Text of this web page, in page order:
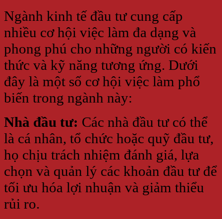
Ngành kinh tế đầu tư cung cấp
nhiều cơ hội việc làm đa dạng và
phong phú cho những người có kiến
thức và kỹ năng tương ứng. Dưới
đây là một số cơ hội việc làm phổ
biến trong ngành này:
Nhà đầu tư: Các nhà đầu tư có thể
là cá nhân, tổ chức hoặc quỹ đầu tư,
họ chịu trách nhiệm đánh giá, lựa
chọn và quản lý các khoản đầu tư để
tối ưu hóa lợi nhuận và giảm thiểu
rủi ro.